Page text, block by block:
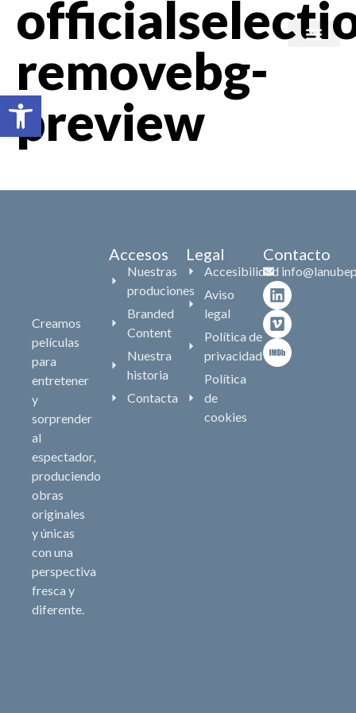
Abrir barra de herramientas
removebg-
preview
Creamos
películas
para
entretener
y
sorprender
al
espectador,
produciendo
obras
originales
y únicas
con una
perspectiva
fresca y
diferente.
Accesos
Nuestras
produciones
Branded
Content
Nuestra
historia
Contacta
Legal
Accesibilidad
Aviso
legal
Política de
privacidad
Política
de
cookies
Contacto